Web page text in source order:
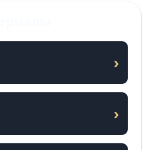
›
›